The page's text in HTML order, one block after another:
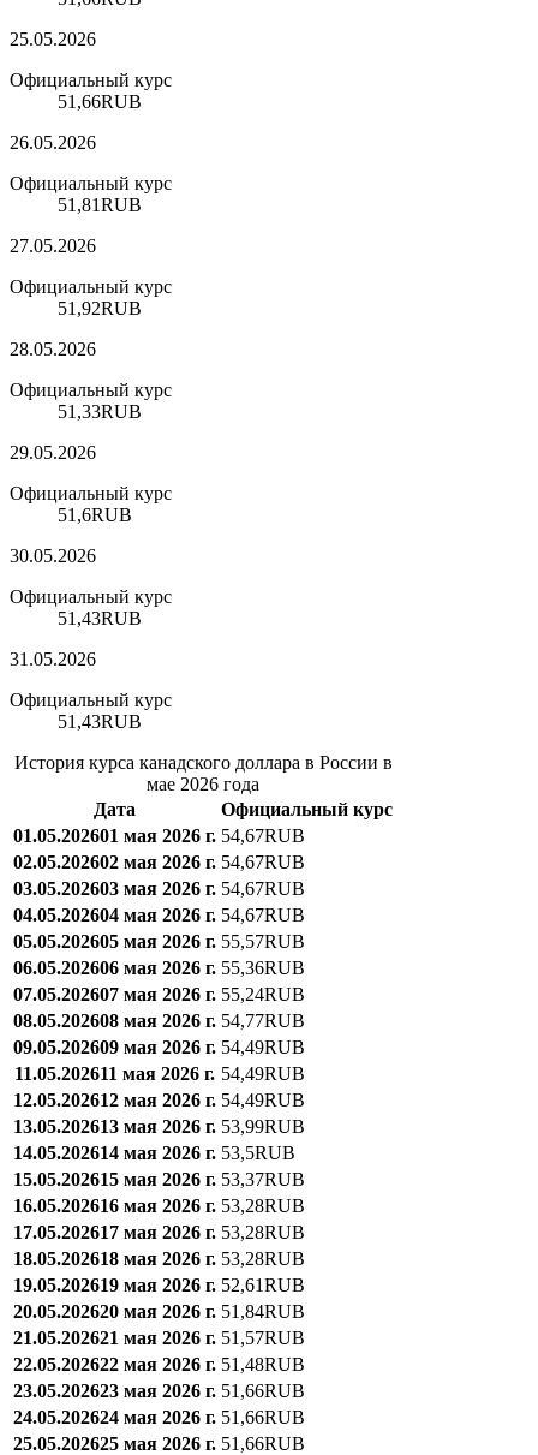
25.05.2026
Официальный курс
51,66RUB
26.05.2026
Официальный курс
51,81RUB
27.05.2026
Официальный курс
51,92RUB
28.05.2026
Официальный курс
51,33RUB
29.05.2026
Официальный курс
51,6RUB
30.05.2026
Официальный курс
51,43RUB
31.05.2026
Официальный курс
51,43RUB
История курса канадского доллара в России в
мае 2026 года
Дата
Официальный курс
01.05.202601 мая 2026 г. 54,67RUB
02.05.202602 мая 2026 г. 54,67RUB
03.05.202603 мая 2026 г. 54,67RUB
04.05.202604 мая 2026 г. 54,67RUB
05.05.202605 мая 2026 г. 55,57RUB
06.05.202606 мая 2026 г. 55,36RUB
07.05.202607 мая 2026 г. 55,24RUB
08.05.202608 мая 2026 г. 54,77RUB
09.05.202609 мая 2026 г. 54,49RUB
11.05.202611 мая 2026 г. 54,49RUB
12.05.202612 мая 2026 г. 54,49RUB
13.05.202613 мая 2026 г. 53,99RUB
14.05.202614 мая 2026 г. 53,5RUB
15.05.202615 мая 2026 г. 53,37RUB
16.05.202616 мая 2026 г. 53,28RUB
17.05.202617 мая 2026 г. 53,28RUB
18.05.202618 мая 2026 г. 53,28RUB
19.05.202619 мая 2026 г. 52,61RUB
20.05.202620 мая 2026 г. 51,84RUB
21.05.202621 мая 2026 г. 51,57RUB
22.05.202622 мая 2026 г. 51,48RUB
23.05.202623 мая 2026 г. 51,66RUB
24.05.202624 мая 2026 г. 51,66RUB
25.05.202625 мая 2026 г. 51,66RUB